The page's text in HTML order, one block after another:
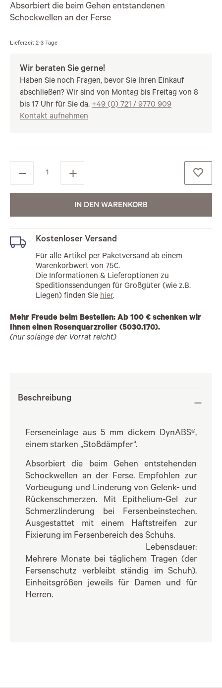
Absorbiert die beim Gehen entstandenen
Schockwellen an der Ferse
Lieferzeit 2-3 Tage
Wir beraten Sie gerne!
Haben Sie noch Fragen, bevor Sie Ihren Einkauf
abschließen? Wir sind von Montag bis Freitag von 8
bis 17 Uhr für Sie da. +49 (0) 721 / 9770 909
Kontakt aufnehmen
IN DEN WARENKORB
Kostenloser Versand
Für alle Artikel per Paketversand ab einem
Warenkorbwert von 75€.
Die Informationen & Lieferoptionen zu
Speditionssendungen für Großgüter (wie z.B.
Liegen) finden Sie hier.
Mehr Freude beim Bestellen: Ab 100 € schenken wir
Ihnen einen Rosenquarzroller (5030.170).
(nur solange der Vorrat reicht)
Beschreibung
Ferseneinlage aus 5 mm dickem DynABS®,
einem starken „Stoßdämpfer“.
Absorbiert die beim Gehen entstehenden
Schockwellen an der Ferse. Empfohlen zur
Vorbeugung und Linderung von Gelenk- und
Rückenschmerzen. Mit Epithelium-Gel zur
Schmerzlinderung bei Fersenbeinstechen.
Ausgestattet mit einem Haftstreifen zur
Fixierung im Fersenbereich des Schuhs.
Lebensdauer:
Mehrere Monate bei täglichem Tragen (der
Fersenschutz verbleibt ständig im Schuh).
Einheitsgrößen jeweils für Damen und für
Herren.